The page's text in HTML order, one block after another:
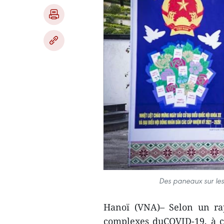
Des paneaux sur
Hanoï (VNA)– Selon un
complexes duCOVID-19,